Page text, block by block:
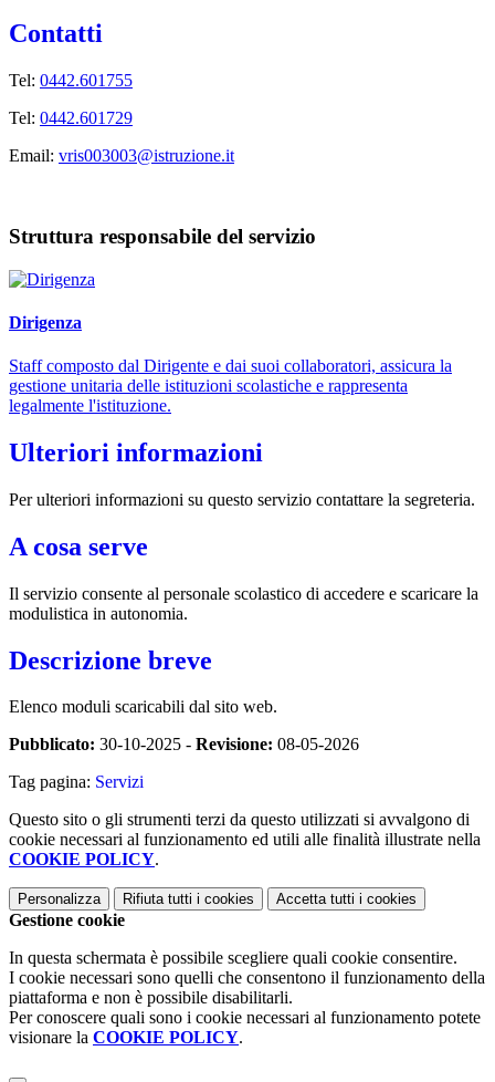
Contatti
Tel: 0442.601755
Tel: 0442.601729
Email: vris003003@istruzione.it
Struttura responsabile del servizio
Dirigenza
Staff composto dal Dirigente e dai suoi collaboratori, assicura la
gestione unitaria delle istituzioni scolastiche e rappresenta
legalmente l'istituzione.
Ulteriori informazioni
Per ulteriori informazioni su questo servizio contattare la segreteria.
A cosa serve
Il servizio consente al personale scolastico di accedere e scaricare la
modulistica in autonomia.
Descrizione breve
Elenco moduli scaricabili dal sito web.
Pubblicato: 30-10-2025 - Revisione: 08-05-2026
Tag pagina: Servizi
Questo sito o gli strumenti terzi da questo utilizzati si avvalgono di
cookie necessari al funzionamento ed utili alle finalità illustrate nella
COOKIE POLICY.
Personalizza Rifiuta tutti i cookies Accetta tutti i cookies
Gestione cookie
In questa schermata è possibile scegliere quali cookie consentire.
I cookie necessari sono quelli che consentono il funzionamento della
piattaforma e non è possibile disabilitarli.
Per conoscere quali sono i cookie necessari al funzionamento potete
visionare la COOKIE POLICY.